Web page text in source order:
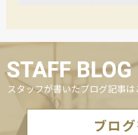
スタッフが書いたブログ記事は
ブロ